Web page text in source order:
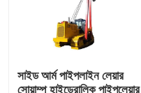
পাইপ হ্যান্ডলিং সরঞ্জাম
পাইপ গরম করার মেশিন
সাইড আর্ম পাইপলাইন লেয়ার
সোয়াম্প হাইড্রোলিক পাইপলেয়ার